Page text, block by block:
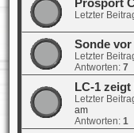
Prosport
Letzter
Sonde vor
Letzter
Antworten: 7
LC-1
Letzter
am
Antworten: 1